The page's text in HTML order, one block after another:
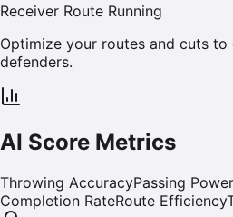
Receiver Route Running
Optimize your routes and cuts
defenders.
AI Score Metrics
Throwing AccuracyPassing Power
Completion RateRoute Efficiency